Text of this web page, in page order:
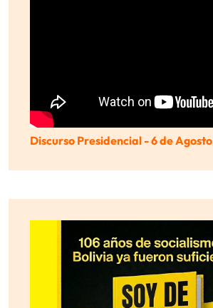
Discurso Presidencial - 6 de Agosto